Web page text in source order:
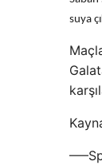
suya